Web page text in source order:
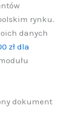
rynku.
danych
zł dla
dokument